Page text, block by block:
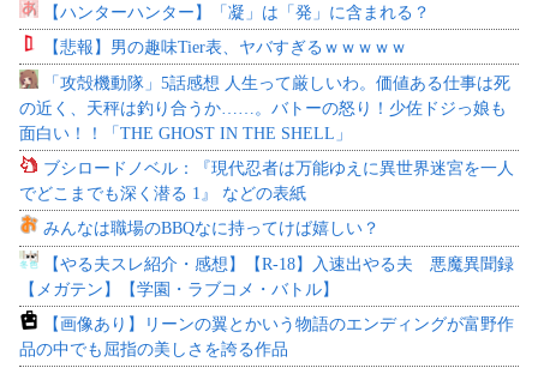
【ハンターハンター】「凝」は「発」に含まれる？
【悲報】男の趣味Tier表、ヤバすぎるｗｗｗｗｗ
「攻殻機動隊」5話感想 人生って厳しいわ。価値ある仕事は死
の近く、天秤は釣り合うか……。バトーの怒り！少佐ドジっ娘も
面白い！！「THE GHOST IN THE SHELL」
ブシロードノベル：『現代忍者は万能ゆえに異世界迷宮を一人
でどこまでも深く潜る 1』 などの表紙
みんなは職場のBBQなに持ってけば嬉しい？
【やる夫スレ紹介・感想】【R-18】入速出やる夫 悪魔異聞録
【メガテン】【学園・ラブコメ・バトル】
【画像あり】リーンの翼とかいう物語のエンディングが富野作
品の中でも屈指の美しさを誇る作品